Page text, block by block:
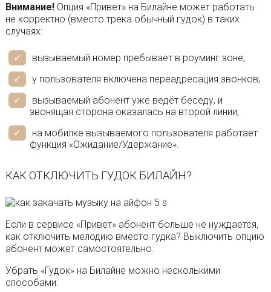
Внимание!Опция «Привет» на Билайне может работать
не корректно (вместо трека обычный гудок) в таких
случаях:
вызываемый номер пребывает в роуминг зоне;
у пользователя включена переадресация звонков;
вызываемый абонент уже ведёт беседу, и
звонящая сторона оказалась на второй линии;
на мобилке вызываемого пользователя работает
функция «Ожидание/Удержание».
КАК ОТКЛЮЧИТЬ ГУДОК БИЛАЙН?
Если в сервисе «Привет» абонент больше не нуждается,
как отключить мелодию вместо гудка? Выключить опцию
абонент может самостоятельно.
Убрать «Гудок» на Билайне можно несколькими
способами: